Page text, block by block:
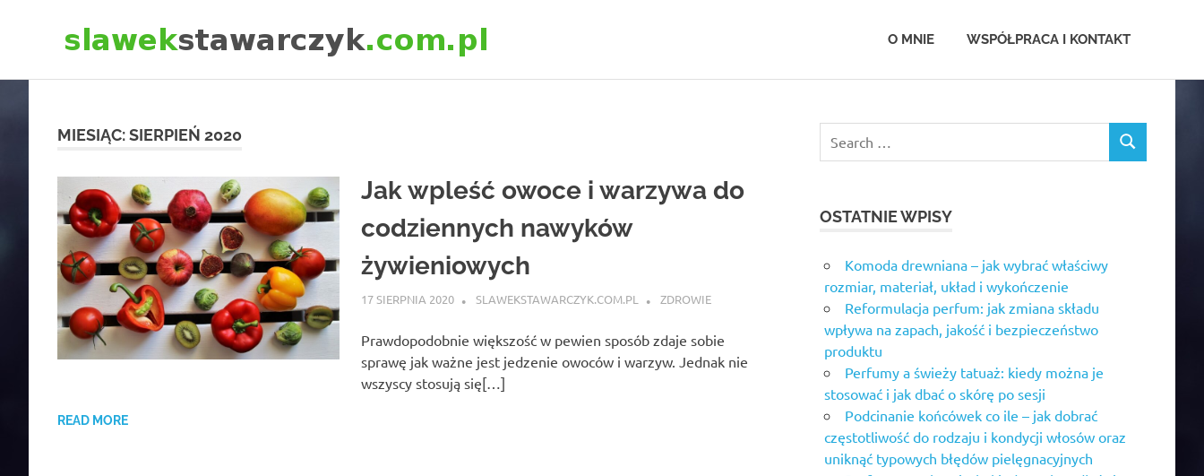
slawekstawarczyk.com.pl
O MNIE WSPÓŁPRACA I KONTAKT
MIESIĄC:SIERPIEŃ 2020
Jak wpleść owoce i warzywa do
codziennych nawyków
żywieniowych
17 SIERPNIA 2020 SLAWEKSTAWARCZYK.COM.PL ZDROWIE
Prawdopodobnie większość w pewien sposób zdaje sobie
sprawę jak ważne jest jedzenie owoców i warzyw. Jednak nie
wszyscy stosują się[…]
READ MORE
OSTATNIE WPISY
Komoda drewniana – jak wybrać właściwy
rozmiar, materiał, układ i wykończenie
Reformulacja perfum: jak zmiana składu
wpływa na zapach, jakość i bezpieczeństwo
produktu
Perfumy a świeży tatuaż: kiedy można je
stosować i jak dbać o skórę po sesji
Podcinanie końcówek co ile – jak dobrać
częstotliwość do rodzaju i kondycji włosów oraz
uniknąć typowych błędów pielęgnacyjnych